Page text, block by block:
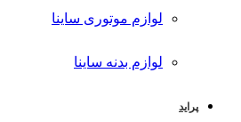
لوازم موتوری ساینا
لوازم بدنه ساینا
پراید